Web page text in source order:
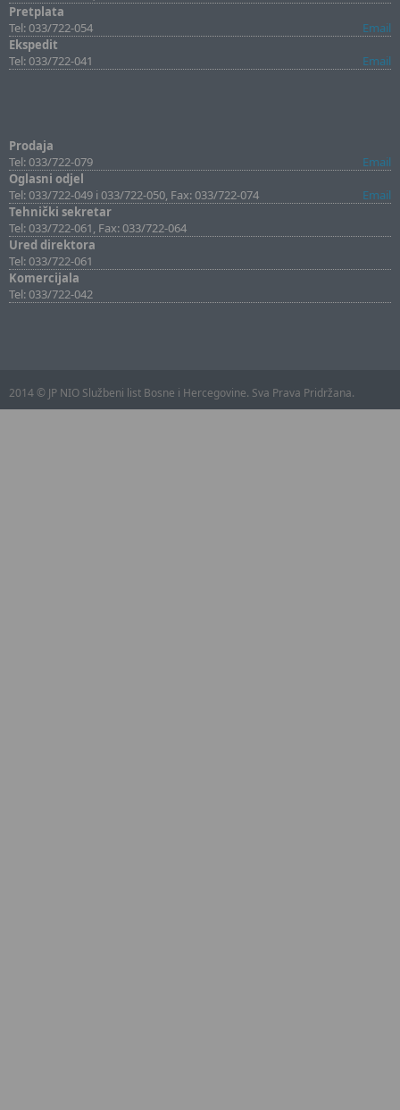
Pretplata
Tel: 033/722-054
Email
Ekspedit
Tel: 033/722-041
Email
Prodaja
Tel: 033/722-079
Email
Oglasni odjel
Tel: 033/722-049 i 033/722-050, Fax: 033/722-074
Email
Tehnički sekretar
Tel: 033/722-061, Fax: 033/722-064
Ured direktora
Tel: 033/722-061
Komercijala
Tel: 033/722-042
2014 © JP NIO Službeni list Bosne i Hercegovine. Sva Prava Pridržana.